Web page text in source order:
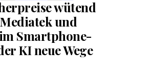
wütend
und
Smartphone-
KI neue Wege